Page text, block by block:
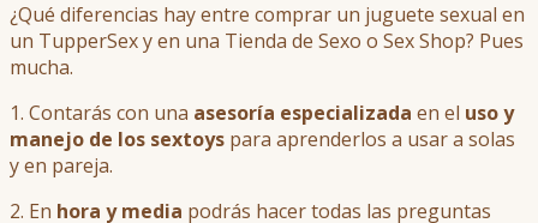
¿Qué diferencias hay entre comprar un juguete sexual en
un TupperSex y en una Tienda de Sexo o Sex Shop? Pues
mucha.
1. Contarás con una asesoría especializada en el uso y
manejo de los sextoys para aprenderlos a usar a solas
y en pareja.
2. En hora y media podrás hacer todas las preguntas